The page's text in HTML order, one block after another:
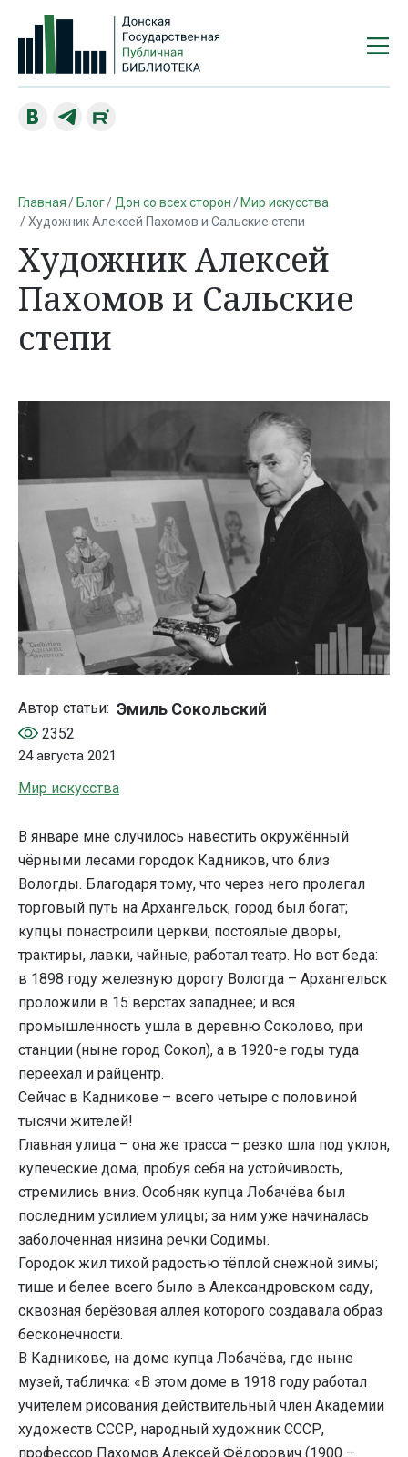
Главная Блог Дон со всех сторон
Мир искусства
Художник Алексей Пахомов и Сальские степи
Художник Алексей
Пахомов и Сальские
степи
Автор статьи: Эмиль Сокольский
2352
24 августа 2021
Мир искусства
В январе мне случилось навестить окружённый
чёрными лесами городок Кадников, что близ
Вологды. Благодаря тому, что через него пролегал
торговый путь на Архангельск, город был богат;
купцы понастроили церкви, постоялые дворы,
трактиры, лавки, чайные; работал театр. Но вот беда:
в 1898 году железную дорогу Вологда – Архангельск
проложили в 15 верстах западнее; и вся
промышленность ушла в деревню Соколово, при
станции (ныне город Сокол), а в 1920-е годы туда
переехал и райцентр.
Сейчас в Кадникове – всего четыре с половиной
тысячи жителей!
Главная улица – она же трасса – резко шла под уклон,
купеческие дома, пробуя себя на устойчивость,
стремились вниз. Особняк купца Лобачёва был
последним усилием улицы; за ним уже начиналась
заболоченная низина речки Содимы.
Городок жил тихой радостью тёплой снежной зимы;
тише и белее всего было в Александровском саду,
сквозная берёзовая аллея которого создавала образ
бесконечности.
В Кадникове, на доме купца Лобачёва, где ныне
музей, табличка: «В этом доме в 1918 году работал
учителем рисования действительный член Академии
художеств СССР, народный художник СССР,
профессор Пахомов Алексей Фёдорович (1900 –